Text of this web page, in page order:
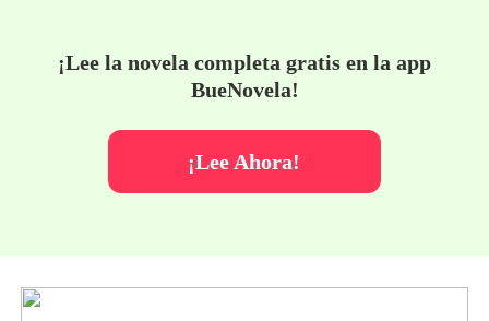
¡Lee la novela completa gratis en la app
BueNovela!
¡Lee Ahora!